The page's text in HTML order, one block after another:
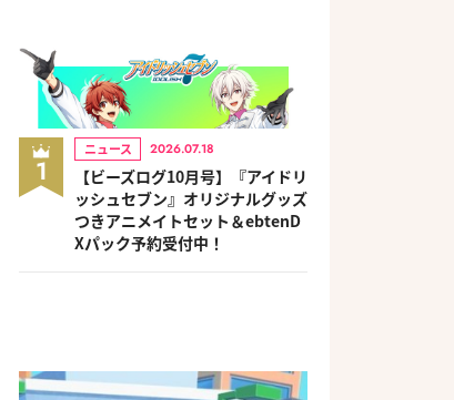
1
ニュース 2026.07.18
【ビーズログ10月号】『アイドリ
ッシュセブン』オリジナルグッズ
つきアニメイトセット＆ebtenD
Xパック予約受付中！